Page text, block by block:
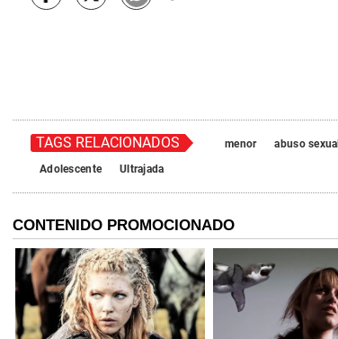
TAGS RELACIONADOS menor abuso sexual
Adolescente
Ultrajada